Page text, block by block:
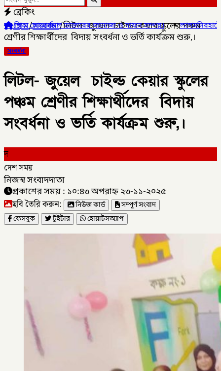
ব্রেকিং
জানাজা ও দাফন সম্পন্ন।✦লালমনিরহাটের ৫ উপজেলার ৪টিতে
হোম/সংবর্ধনা/লিটল- জুয়েল চাইল্ড কেয়ার স্কুলের পঞ্চম
শ্রেণীর শিক্ষার্থীদের বিদায় সংবর্ধনা ও ভর্তি কার্যক্রম শুরু,।
সংবর্ধনা
লিটল- জুয়েল চাইল্ড কেয়ার স্কুলের
পঞ্চম শ্রেণীর শিক্ষার্থীদের বিদায়
সংবর্ধনা ও ভর্তি কার্যক্রম শুরু,।
দ
দেশ সময়
নিজস্ব সংবাদদাতা
প্রকাশের সময় : ১০:৪৩ অপরাহ্ন ২৩-১১-২০২৫
ছবি তৈরি করুন: নিউজ কার্ড
সম্পূর্ণ সংবাদ
ফেসবুক
টুইটার হোয়াটসঅ্যাপ